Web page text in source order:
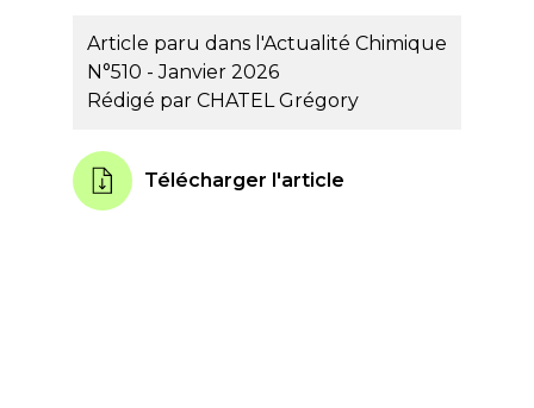
Article paru dans l'Actualité Chimique
N°510 - Janvier 2026
Rédigé par CHATEL Grégory
Télécharger l'article